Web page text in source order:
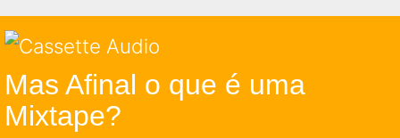
Mas Afinal o que é uma
Mixtape?